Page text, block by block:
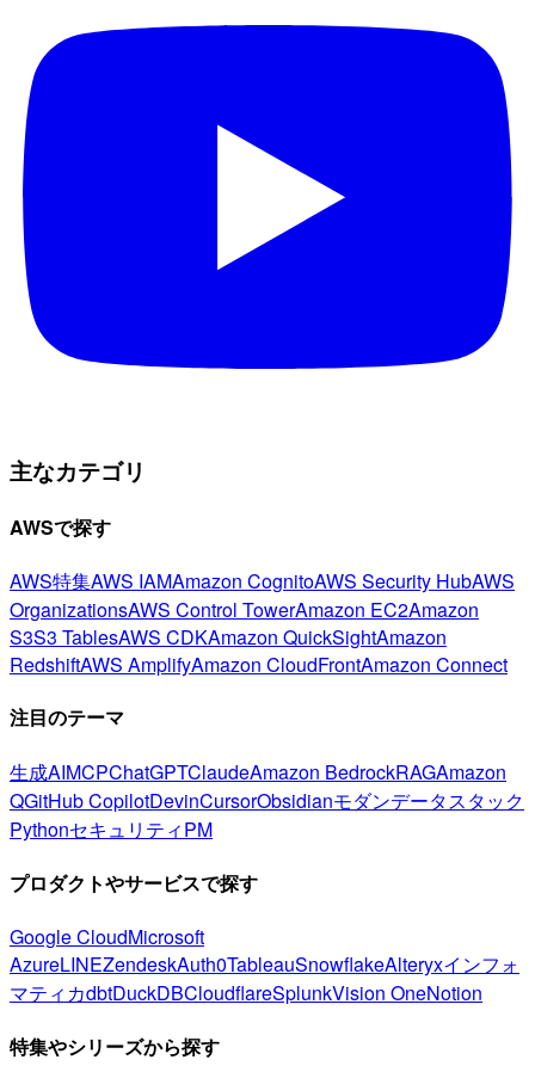
主なカテゴリ
AWSで探す
AWS特集AWS IAMAmazon CognitoAWS Security HubAWS
OrganizationsAWS Control TowerAmazon EC2Amazon
S3S3 TablesAWS CDKAmazon QuickSightAmazon
RedshiftAWS AmplifyAmazon CloudFrontAmazon Connect
注目のテーマ
生成AIMCPChatGPTClaudeAmazon BedrockRAGAmazon
QGitHub CopilotDevinCursorObsidianモダンデータスタック
PythonセキュリティPM
プロダクトやサービスで探す
Google CloudMicrosoft
AzureLINEZendeskAuth0TableauSnowflakeAlteryxインフォ
マティカdbtDuckDBCloudflareSplunkVision OneNotion
特集やシリーズから探す